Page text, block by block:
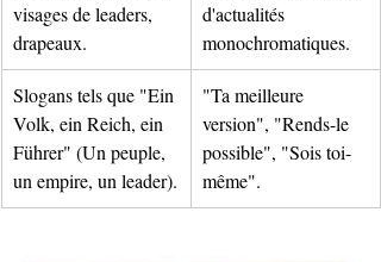
visages de leaders,
drapeaux.
d'actualités
monochromatiques.
Slogans tels que "Ein
Volk, ein Reich, ein
Führer" (Un peuple,
un empire, un leader).
"Ta meilleure
version", "Rends-le
possible", "Sois toi-
même".